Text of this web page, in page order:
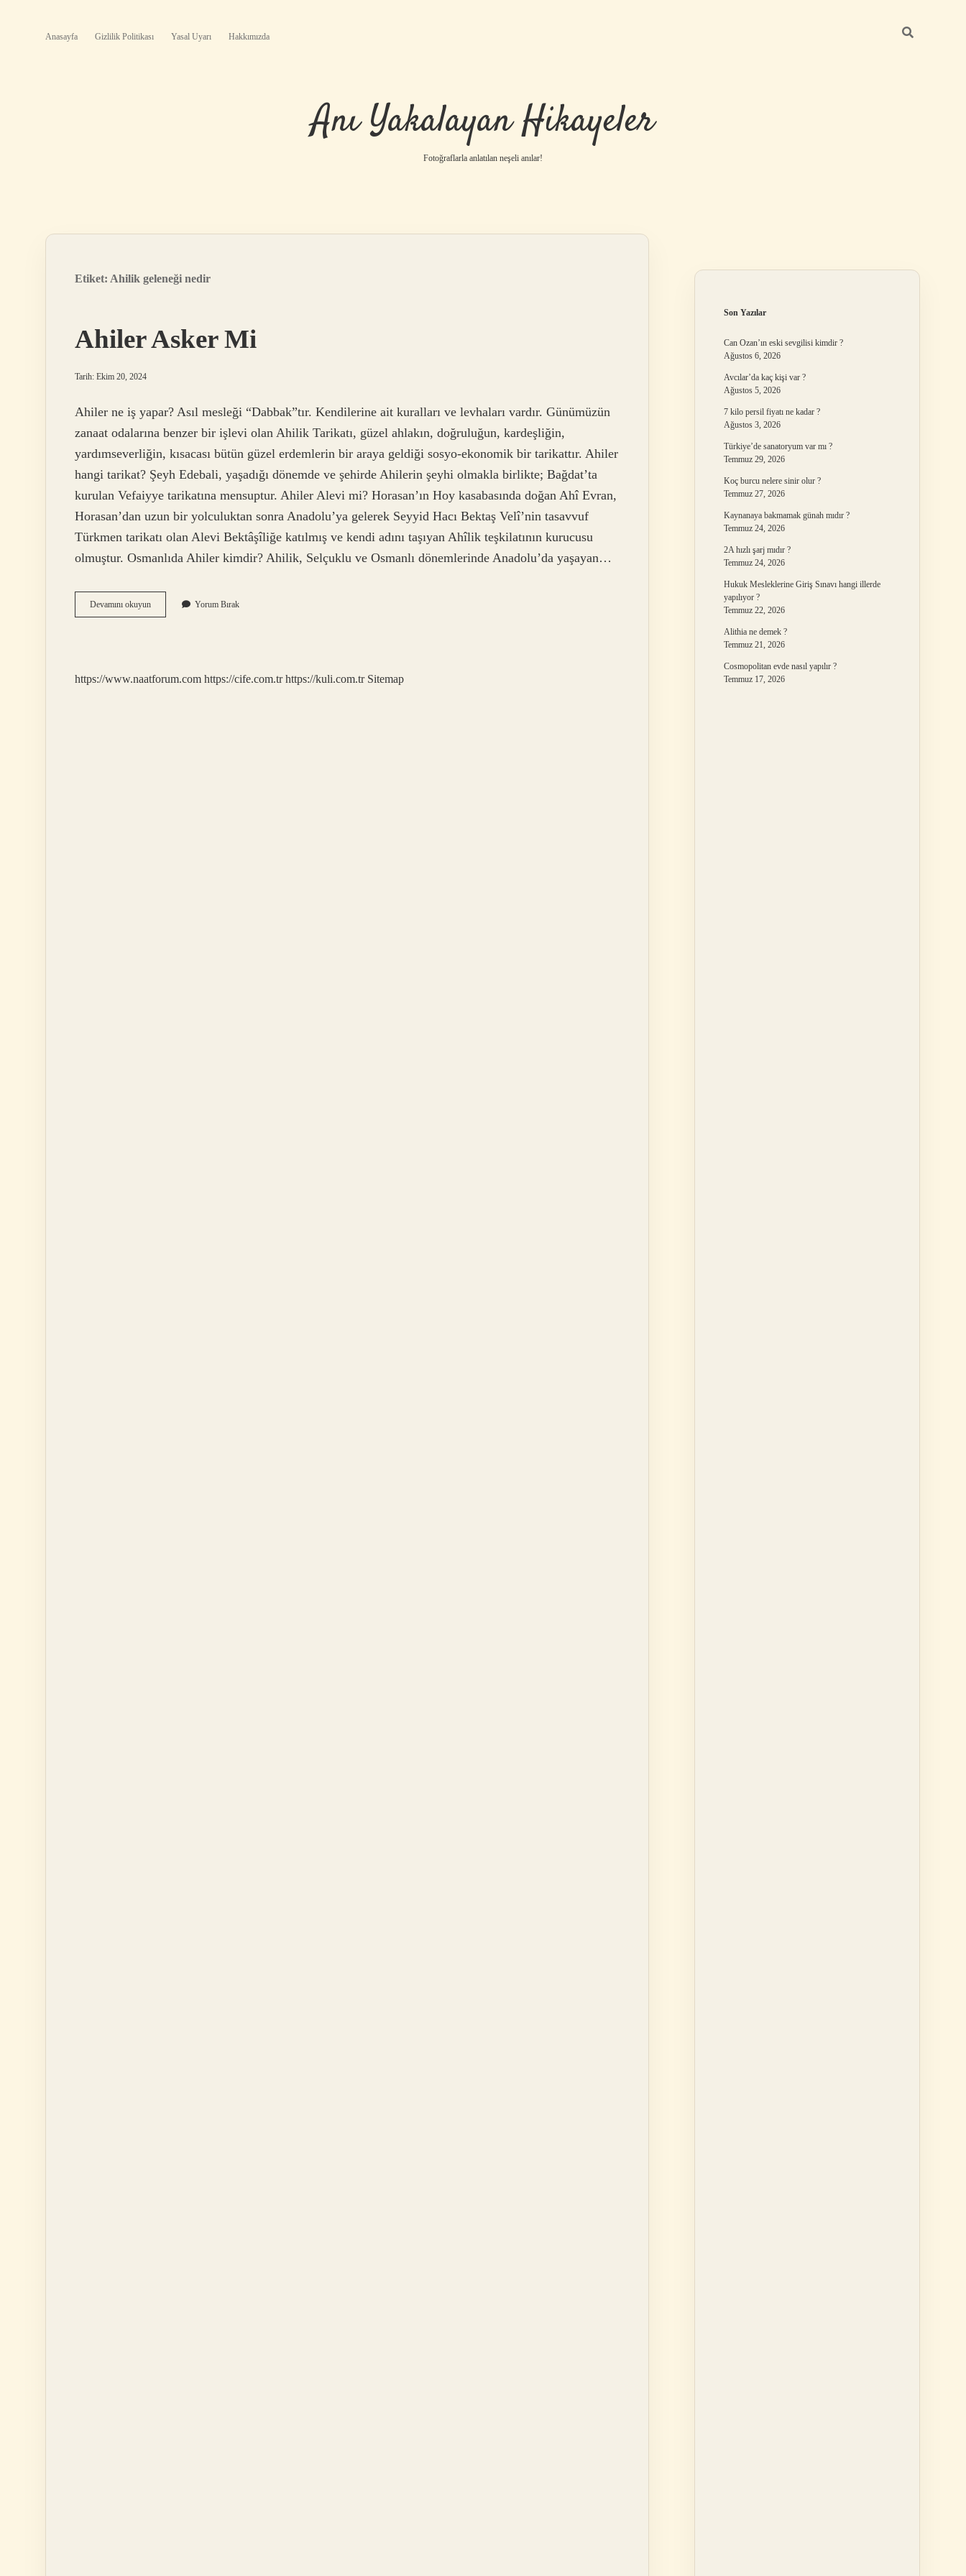
Anasayfa Gizlilik Politikası Yasal Uyarı Hakkımızda
Anı Yakalayan Hikayeler
Fotoğraflarla anlatılan neşeli anılar!
Etiket: Ahilik geleneği nedir
Ahiler Asker Mi
Tarih: Ekim 20, 2024
Ahiler ne iş yapar? Asıl mesleği “Dabbak”tır. Kendilerine ait kuralları ve levhaları vardır. Günümüzün
zanaat odalarına benzer bir işlevi olan Ahilik Tarikatı, güzel ahlakın, doğruluğun, kardeşliğin,
yardımseverliğin, kısacası bütün güzel erdemlerin bir araya geldiği sosyo-ekonomik bir tarikattır. Ahiler
hangi tarikat? Şeyh Edebali, yaşadığı dönemde ve şehirde Ahilerin şeyhi olmakla birlikte; Bağdat’ta
kurulan Vefaiyye tarikatına mensuptur. Ahiler Alevi mi? Horasan’ın Hoy kasabasında doğan Ahî Evran,
Horasan’dan uzun bir yolculuktan sonra Anadolu’ya gelerek Seyyid Hacı Bektaş Velî’nin tasavvuf
Türkmen tarikatı olan Alevi Bektâşîliğe katılmış ve kendi adını taşıyan Ahîlik teşkilatının kurucusu
olmuştur. Osmanlıda Ahiler kimdir? Ahilik, Selçuklu ve Osmanlı dönemlerinde Anadolu’da yaşayan…
Devamını okuyunAhiler
Asker
Yorum Bırak
https://www.naatforum.com https://cife.com.tr https://kuli.com.tr Sitemap
Son Yazılar
Can Ozan’ın eski sevgilisi kimdir ?
Ağustos 6, 2026
Avcılar’da kaç kişi var ?
Ağustos 5, 2026
7 kilo persil fiyatı ne kadar ?
Ağustos 3, 2026
Türkiye’de sanatoryum var mı ?
Temmuz 29, 2026
Koç burcu nelere sinir olur ?
Temmuz 27, 2026
Kaynanaya bakmamak günah mıdır ?
Temmuz 24, 2026
2A hızlı şarj mıdır ?
Temmuz 24, 2026
Hukuk Mesleklerine Giriş Sınavı hangi illerde
yapılıyor ?
Temmuz 22, 2026
Alithia ne demek ?
Temmuz 21, 2026
Cosmopolitan evde nasıl yapılır ?
Temmuz 17, 2026